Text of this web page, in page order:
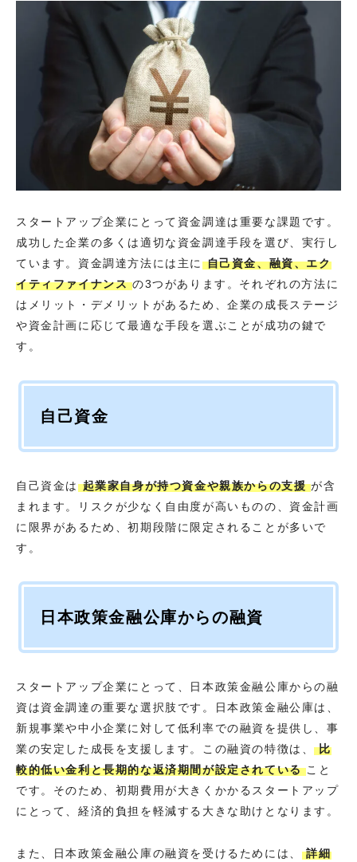
スタートアップ企業にとって資金調達は重要な課題です。
成功した企業の多くは適切な資金調達手段を選び、実行し
ています。資金調達方法には主に自己資金、融資、エク
イティファイナンスの3つがあります。それぞれの方法に
はメリット・デメリットがあるため、企業の成長ステージ
や資金計画に応じて最適な手段を選ぶことが成功の鍵で
す。
自己資金
自己資金は起業家自身が持つ資金や親族からの支援が含
まれます。リスクが少なく自由度が高いものの、資金計画
に限界があるため、初期段階に限定されることが多いで
す。
日本政策金融公庫からの融資
スタートアップ企業にとって、日本政策金融公庫からの融
資は資金調達の重要な選択肢です。日本政策金融公庫は、
新規事業や中小企業に対して低利率での融資を提供し、事
業の安定した成長を支援します。この融資の特徴は、比
較的低い金利と長期的な返済期間が設定されていること
です。そのため、初期費用が大きくかかるスタートアップ
にとって、経済的負担を軽減する大きな助けとなります。
また、日本政策金融公庫の融資を受けるためには、 詳細